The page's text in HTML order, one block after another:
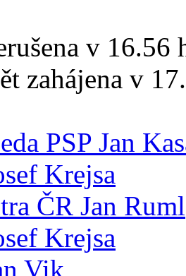
v 16.56
zahájena v
PSP Jan
Krejsa
ČR Jan Ruml
Krejsa
Vik